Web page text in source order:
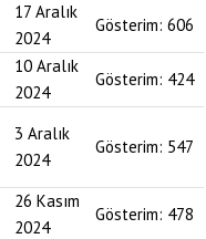
17 Aralık
2024
Gösterim: 606
10 Aralık
2024
Gösterim: 424
3 Aralık
2024
Gösterim: 547
26 Kasım
2024
Gösterim: 478